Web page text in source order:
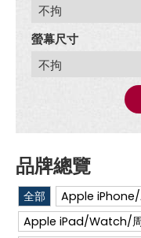
螢幕尺寸
全部
Apple
Apple iPad/Watch/